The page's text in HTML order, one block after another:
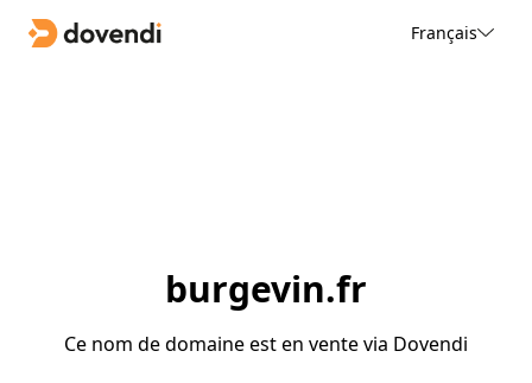
Français
burgevin.fr
Ce nom de domaine est en vente via Dovendi